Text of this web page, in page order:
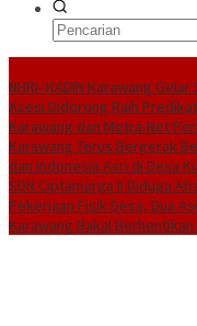
NHRI–KADIN Karawang
Asesi Didorong Raih
Karawang dan Metra-Net
Karawang Terus Bergerak
dan Indonesia Asri di Desa
SDN Ciptamarga II Diduga
Pekerjaan Fisik Desa, Dua
Karawang Bakal Berhentikan